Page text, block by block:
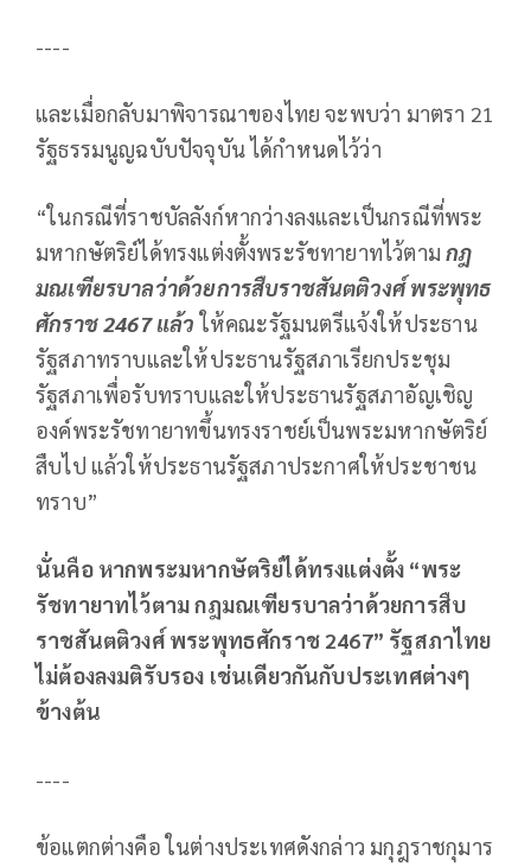
----
และเมื่อกลับมาพิจารณาของไทย จะพบว่า มาตรา 21
รัฐธรรมนูญฉบับปัจจุบัน ได้กำหนดไว้ว่า
“ในกรณีที่ราชบัลลังก์หากว่างลงและเป็นกรณีที่พระ
มหากษัตริย์ได้ทรงแต่งตั้งพระรัชทายาทไว้ตามกฎ
มณเฑียรบาลว่าด้วยการสืบราชสันตติวงศ์ พระพุทธ
ศักราช2467 แล้ว ให้คณะรัฐมนตรีแจ้งให้ประธาน
รัฐสภาทราบและให้ประธานรัฐสภาเรียกประชุม
รัฐสภาเพื่อรับทราบและให้ประธานรัฐสภาอัญเชิญ
องค์พระรัชทายาทขึ้นทรงราชย์เป็นพระมหากษัตริย์
สืบไป แล้วให้ประธานรัฐสภาประกาศให้ประชาชน
ทราบ”
นั่นคือ หากพระมหากษัตริย์ได้ทรงแต่งตั้ง “พระ
รัชทายาทไว้ตาม กฎมณเฑียรบาลว่าด้วยการสืบ
ราชสันตติวงศ์ พระพุทธศักราช 2467” รัฐสภาไทย
ไม่ต้องลงมติรับรอง เช่นเดียวกันกับประเทศต่างๆ
ข้างต้น
----
ข้อแตกต่างคือ ในต่างประเทศดังกล่าว มกุฎราชกุมาร